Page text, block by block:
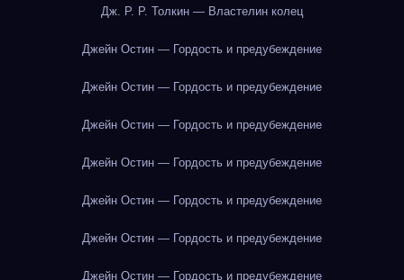
Дж. Р. Р. Толкин — Властелин колец
Джейн Остин — Гордость и предубеждение
Джейн Остин — Гордость и предубеждение
Джейн Остин — Гордость и предубеждение
Джейн Остин — Гордость и предубеждение
Джейн Остин — Гордость и предубеждение
Джейн Остин — Гордость и предубеждение
Джейн Остин — Гордость и предубеждение